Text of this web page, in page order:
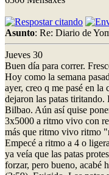
Asunto: Re: Diario de
Jueves 30
Buen día para correr.
Hoy como la semana
ayer, creo q me pasé en la
dejaron las patas tiritando.
Bilbao. Aún así quise
3x5000 a ritmo vivo con
más que ritmo vivo ritmo
Empecé a ritmo a 4 o
ya veía que las patas
forzar, pero bueno, acabé